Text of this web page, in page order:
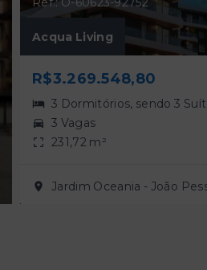
Acqua Living
R$3.269.548,80
3 Dormitórios, sendo 3
3 Vagas
231,72 m²
Jardim Oceania - João